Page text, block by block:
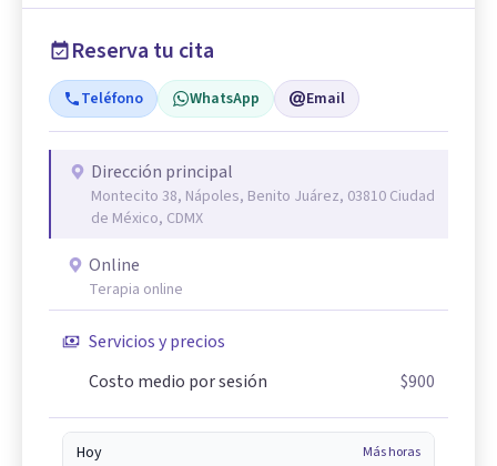
Reserva tu cita
Teléfono WhatsApp Email
Dirección principal
Montecito 38, Nápoles, Benito Juárez, 03810 Ciudad
de México, CDMX
Online
Terapia online
Servicios y precios
Costo medio por sesión
$900
Hoy Más horas